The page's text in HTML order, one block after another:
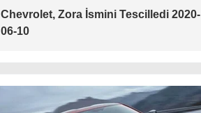
Chevrolet, Zora İsmini Tescilledi 2020-
06-10